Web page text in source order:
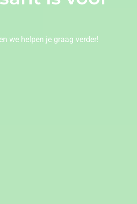
we helpen je graag verder!